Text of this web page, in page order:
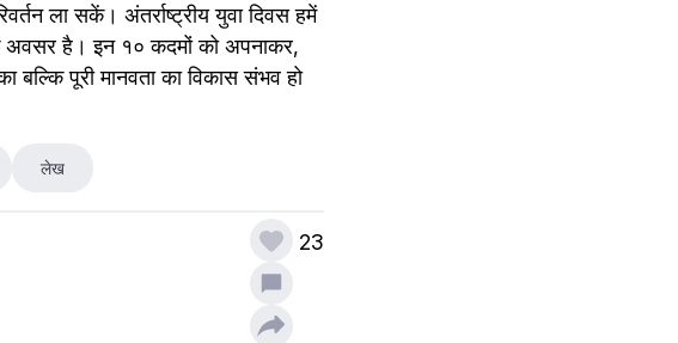
ला सकें। अंतर्राष्ट्रीय युवा दिवस हमें
अवसर है। इन १० कदमों को अपनाकर,
पूरी मानवता का विकास संभव हो
लेख
23